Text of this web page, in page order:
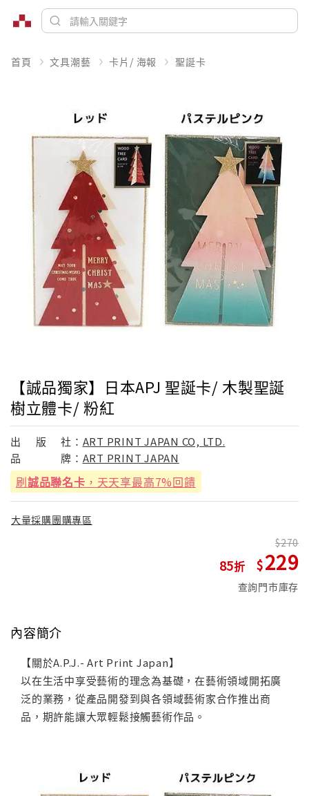
首頁 文具潮藝 卡片/ 海報 聖誕卡
【誠品獨家】日本APJ 聖誕卡/ 木製聖誕
樹立體卡/ 粉紅
出 版 社： ART PRINT JAPAN CO, LTD.
品
牌： ART PRINT JAPAN
刷誠品聯名卡 ，天天享最高7%回饋
大量採購團購專區
85
270
229
查詢門市庫存
內容簡介
【關於A.P.J.- Art Print Japan】
以在生活中享受藝術的理念為基礎，在藝術領域開拓廣
泛的業務，從產品開發到與各領域藝術家合作推出商
品，期許能讓大眾輕鬆接觸藝術作品。